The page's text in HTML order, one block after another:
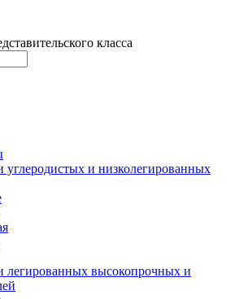
класса
углеродистых и низколегированных
легированных высокопрочных и